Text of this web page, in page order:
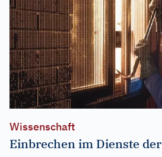
Wissenschaft
Einbrechen im Dienste